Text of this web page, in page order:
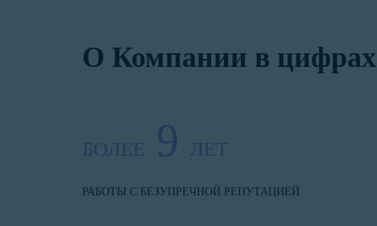
О Компании в цифрах
БОЛЕЕ 9 ЛЕТ
РАБОТЫ С БЕЗУПРЕЧНОЙ РЕПУТАЦИЕЙ